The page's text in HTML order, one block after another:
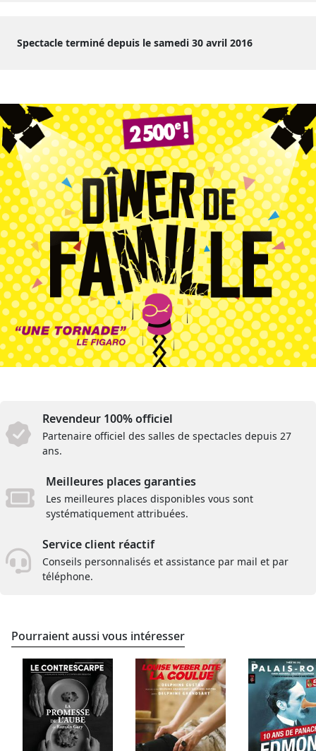
Spectacle terminé depuis le samedi 30 avril 2016
Revendeur 100% officiel
Partenaire officiel des salles de spectacles depuis 27
ans.
Meilleures places garanties
Les meilleures places disponibles vous sont
systématiquement attribuées.
Service client réactif
Conseils personnalisés et assistance par mail et par
téléphone.
Pourraient aussi vous intéresser